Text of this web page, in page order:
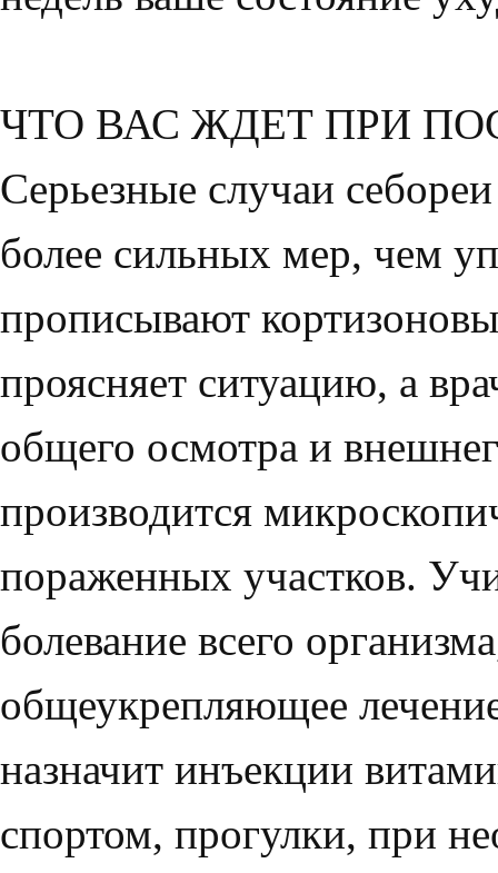
ЧТО ВАС ЖДЕТ ПРИ
Серьезные случаи
более сильных мер, чем
прописывают
проясняет ситуацию, а
общего осмотра и
производится
пораженных уча­стков.
болевание всего
общеукрепляющее
назначит инъек­ции
спортом, прогулки, при